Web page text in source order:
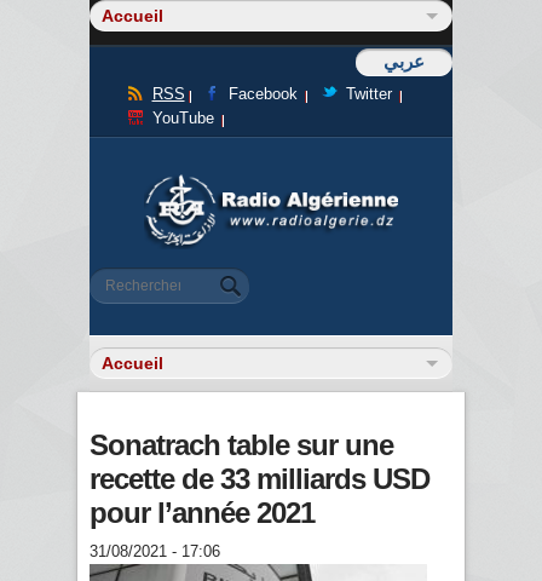
عربي
RSS Facebook
Twitter
YouTube
Formulaire de recherche
Rechercher
Sonatrach table sur une
recette de 33 milliards USD
pour l’année 2021
31/08/2021 - 17:06